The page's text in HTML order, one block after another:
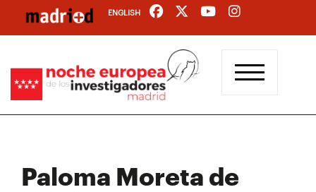
contenido
ENGLISH
Paloma Moreta de